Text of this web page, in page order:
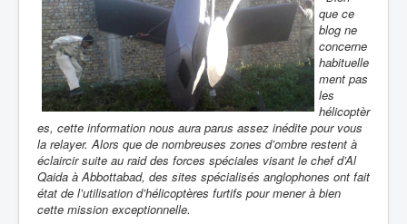
que ce
blog ne
concerne
habituelle
ment pas
les
hélicoptèr
es, cette information nous aura parus assez inédite pour vous
la relayer. Alors que de nombreuses zones d’ombre restent à
éclaircir suite au raid des forces spéciales visant le chef d’Al
Qaida à Abbottabad, des sites spécialisés anglophones ont fait
état de l’utilisation d’hélicoptères furtifs pour mener à bien
cette mission exceptionnelle.